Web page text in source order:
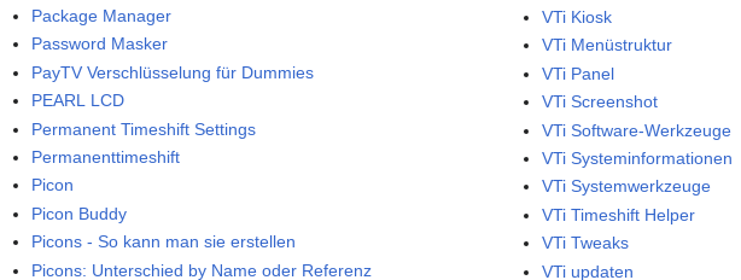
Package Manager
Password Masker
PayTV Verschlüsselung für Dummies
PEARL LCD
Permanent Timeshift Settings
Permanenttimeshift
Picon
Picon Buddy
Picons - So kann man sie erstellen
Picons: Unterschied by Name oder Referenz
VTi Kiosk
VTi Menüstruktur
VTi Panel
VTi Screenshot
VTi Software-Werkzeuge
VTi Systeminformationen
VTi Systemwerkzeuge
VTi Timeshift Helper
VTi Tweaks
VTi updaten